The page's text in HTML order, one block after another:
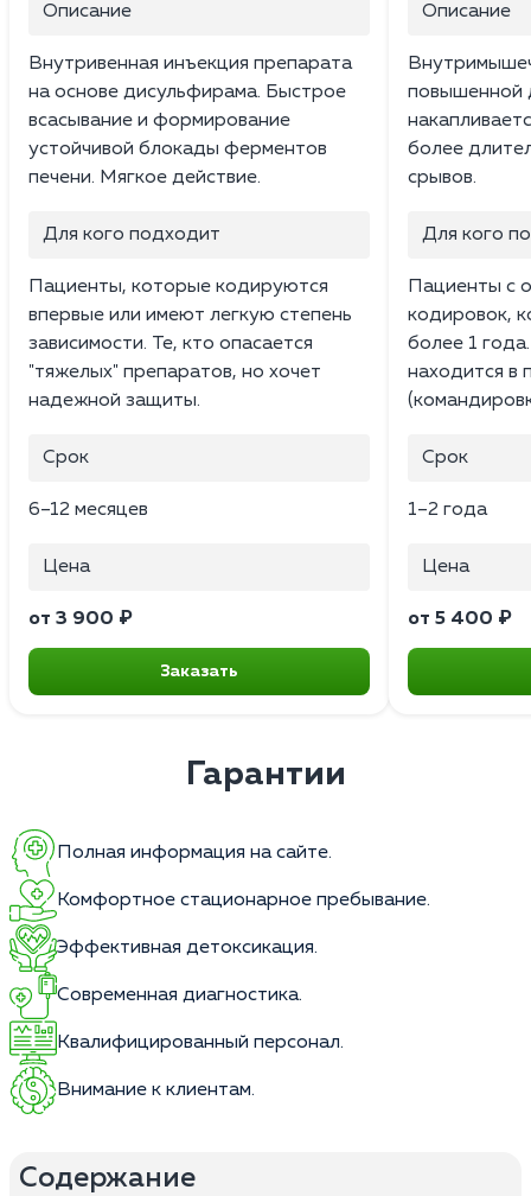
Описание
Внутривенная инъекция препарата
на основе дисульфирама. Быстрое
всасывание и формирование
устойчивой блокады ферментов
печени. Мягкое действие.
Для кого подходит
Пациенты, которые кодируются
впервые или имеют легкую степень
зависимости. Те, кто опасается
"тяжелых" препаратов, но хочет
надежной защиты.
Срок
6–12 месяцев
Цена
от 3 900 ₽
Заказать
Описание
повышенной
более
срывов.
Для кого
Пациенты с
кодировок,
более 1
находится в
Срок
1–2 года
Цена
от 5 400 ₽
Гарантии
Полная информация на сайте.
Комфортное стационарное пребывание.
Эффективная детоксикация.
Современная диагностика.
Квалифицированный персонал.
Внимание к клиентам.
Содержание